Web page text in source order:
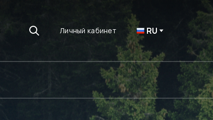
Личный кабинет RU